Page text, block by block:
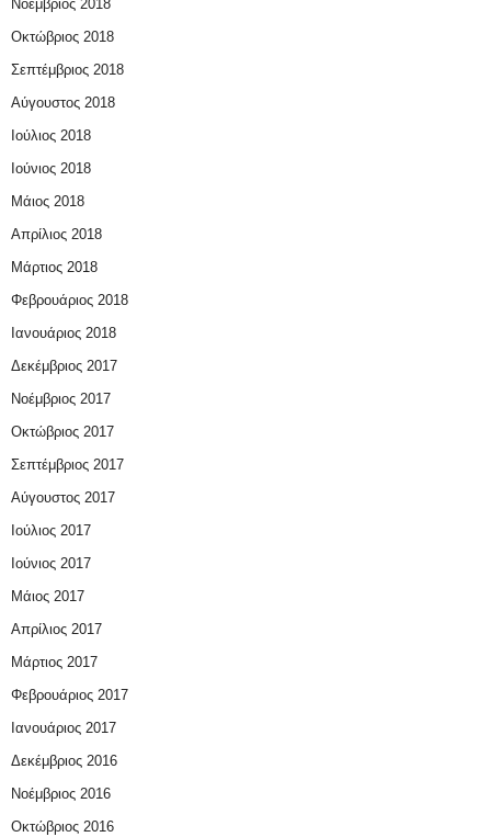
Νοέμβριος 2018
Οκτώβριος 2018
Σεπτέμβριος 2018
Αύγουστος 2018
Ιούλιος 2018
Ιούνιος 2018
Μάιος 2018
Απρίλιος 2018
Μάρτιος 2018
Φεβρουάριος 2018
Ιανουάριος 2018
Δεκέμβριος 2017
Νοέμβριος 2017
Οκτώβριος 2017
Σεπτέμβριος 2017
Αύγουστος 2017
Ιούλιος 2017
Ιούνιος 2017
Μάιος 2017
Απρίλιος 2017
Μάρτιος 2017
Φεβρουάριος 2017
Ιανουάριος 2017
Δεκέμβριος 2016
Νοέμβριος 2016
Οκτώβριος 2016